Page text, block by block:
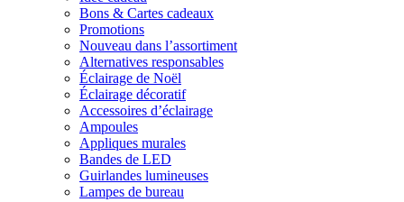
Bons & Cartes cadeaux
Promotions
Nouveau dans l’assortiment
Alternatives responsables
Éclairage de Noël
Éclairage décoratif
Accessoires d’éclairage
Ampoules
Appliques murales
Bandes de LED
Guirlandes lumineuses
Lampes de bureau